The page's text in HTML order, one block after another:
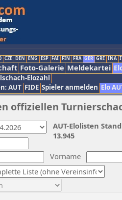
CZE DEN ENG ESP FAI FIN FRA GER GRE INA
Foto-Galerie Meldekartei
Elozahl
AUT FIDE Spieler anmelden Elo
offiziellen
Vorname
AUT-Elolisten
13.945